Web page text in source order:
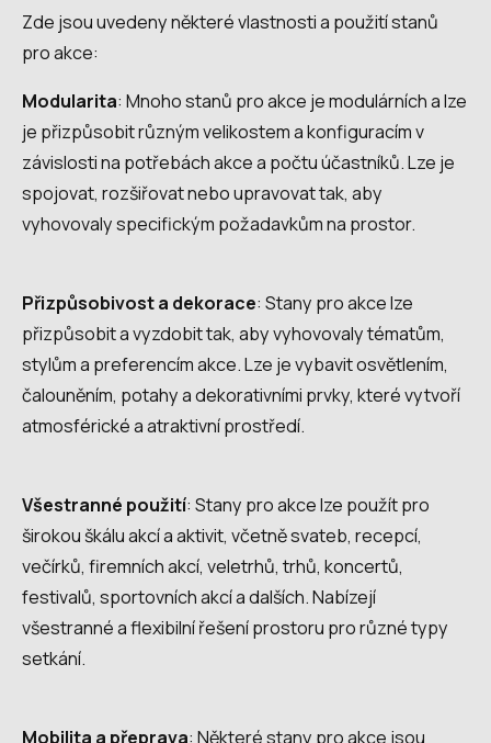
Zde jsou uvedeny některé vlastnosti a použití stanů
pro akce:
Modularita: Mnoho stanů pro akce je modulárních a lze
je přizpůsobit různým velikostem a konfiguracím v
závislosti na potřebách akce a počtu účastníků. Lze je
spojovat, rozšiřovat nebo upravovat tak, aby
vyhovovaly specifickým požadavkům na prostor.
Přizpůsobivost a dekorace: Stany pro akce lze
přizpůsobit a vyzdobit tak, aby vyhovovaly tématům,
stylům a preferencím akce. Lze je vybavit osvětlením,
čalouněním, potahy a dekorativními prvky, které vytvoří
atmosférické a atraktivní prostředí.
Všestranné použití: Stany pro akce lze použít pro
širokou škálu akcí a aktivit, včetně svateb, recepcí,
večírků, firemních akcí, veletrhů, trhů, koncertů,
festivalů, sportovních akcí a dalších. Nabízejí
všestranné a flexibilní řešení prostoru pro různé typy
setkání.
Mobilita a přeprava: Některé stany pro akce jsou